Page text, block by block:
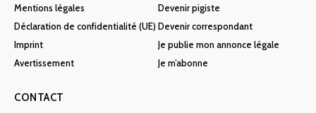
Mentions légales
Déclaration de confidentialité (UE)
Imprint
Avertissement
Devenir pigiste
Devenir correspondant
Je publie mon annonce légale
Je m’abonne
CONTACT